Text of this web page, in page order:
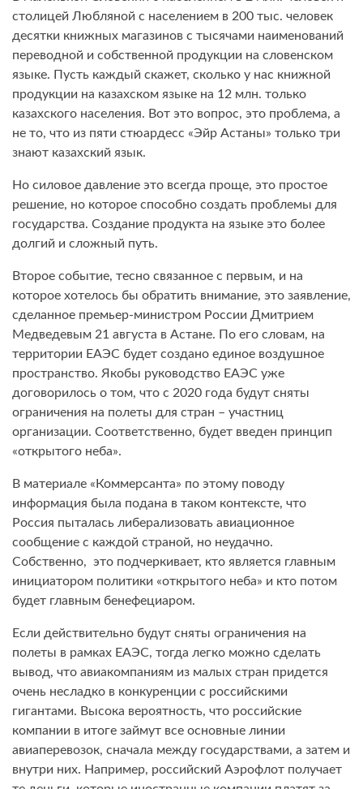
столицей Любляной с населением в 200 тыс. человек
десятки книжных магазинов с тысячами наименований
переводной и собственной продукции на словенском
языке. Пусть каждый скажет, сколько у нас книжной
продукции на казахском языке на 12 млн. только
казахского населения. Вот это вопрос, это проблема, а
не то, что из пяти стюардесс «Эйр Астаны» только три
знают казахский язык.
Но силовое давление это всегда проще, это простое
решение, но которое способно создать проблемы для
государства. Создание продукта на языке это более
долгий и сложный путь.
Второе событие, тесно связанное с первым, и на
которое хотелось бы обратить внимание, это заявление,
сделанное премьер-министром России Дмитрием
Медведевым 21 августа в Астане. По его словам, на
территории ЕАЭС будет создано единое воздушное
пространство. Якобы руководство ЕАЭС уже
договорилось о том, что с 2020 года будут сняты
ограничения на полеты для стран – участниц
организации. Соответственно, будет введен принцип
«открытого неба».
В материале «Коммерсанта» по этому поводу
информация была подана в таком контексте, что
Россия пыталась либерализовать авиационное
сообщение с каждой страной, но неудачно.
Собственно, это подчеркивает, кто является главным
инициатором политики «открытого неба» и кто потом
будет главным бенефециаром.
Если действительно будут сняты ограничения на
полеты в рамках ЕАЭС, тогда легко можно сделать
вывод, что авиакомпаниям из малых стран придется
очень несладко в конкуренции с российскими
гигантами. Высока вероятность, что российские
компании в итоге займут все основные линии
авиаперевозок, сначала между государствами, а затем и
внутри них. Например, российский Аэрофлот получает